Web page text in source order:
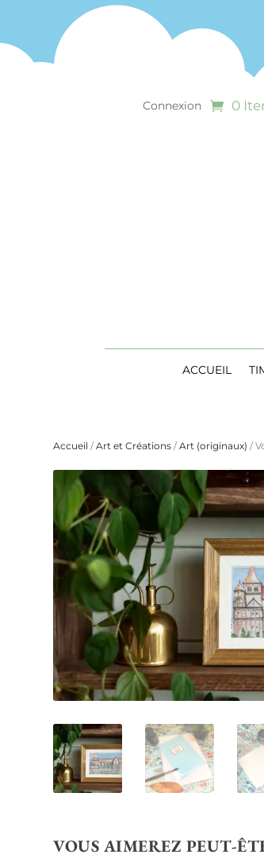
Connexion 0
ACCUEIL
Accueil /Art et Créations /Art (originaux) /
VOUS AIMEREZ PEUT-